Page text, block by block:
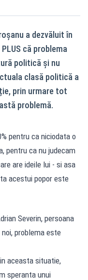
a dezvăluit în
că problema
politică și nu
clasă politică a
prin urmare tot
problemă.
pentru ca niciodata o
pentru ca nu judecam
are ideile lui - si asa
acestui popor este
Severin, persoana
problema este
aceasta situatie,
speranta unui